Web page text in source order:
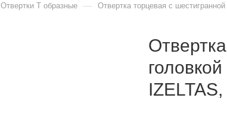
Отвертки Т образные — Отвертка торцевая с